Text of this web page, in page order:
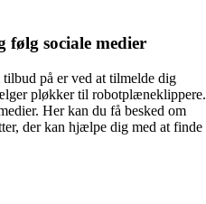
følg sociale medier
på er ved at tilmelde dig
pløkker til robotplæneklippere.
Her kan du få besked om
der kan hjælpe dig med at finde